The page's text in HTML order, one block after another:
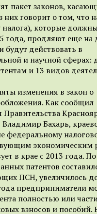
пакет законов,
говорит о том, что
налога), которые
года, продляют еще на
будут действовать в
и научной сферах:
и 13 видов
изменения в закон о
Как сообщил
Правительства
Бахарь,
федеральному
экономическим
в крае с 2013 года.
патентов
ПСН, увеличилось
предприниматели
полностью или
взносов и пособий.